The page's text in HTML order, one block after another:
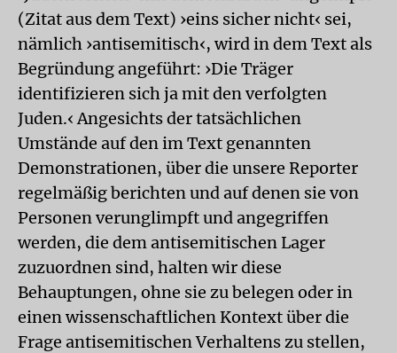
(Zitat aus dem Text) ›eins sicher nicht‹ sei,
nämlich ›antisemitisch‹, wird in dem Text als
Begründung angeführt: ›Die Träger
identifizieren sich ja mit den verfolgten
Juden.‹ Angesichts der tatsächlichen
Umstände auf den im Text genannten
Demonstrationen, über die unsere Reporter
regelmäßig berichten und auf denen sie von
Personen verunglimpft und angegriffen
werden, die dem antisemitischen Lager
zuzuordnen sind, halten wir diese
Behauptungen, ohne sie zu belegen oder in
einen wissenschaftlichen Kontext über die
Frage antisemitischen Verhaltens zu stellen,